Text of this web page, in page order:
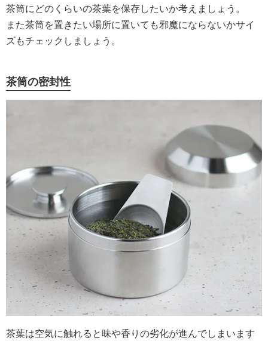
茶筒にどのくらいの茶葉を保存したいか考えましょう。
また茶筒を置きたい場所に置いても邪魔にならないかサイ
ズもチェックしましょう。
茶筒の密封性
茶葉は空気に触れると味や香りの劣化が進んでしまいます